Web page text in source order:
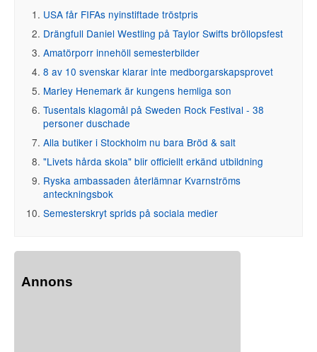
USA får FIFAs nyinstiftade tröstpris
Drängfull Daniel Westling på Taylor Swifts bröllopsfest
Amatörporr innehöll semesterbilder
8 av 10 svenskar klarar inte medborgarskapsprovet
Marley Henemark är kungens hemliga son
Tusentals klagomål på Sweden Rock Festival - 38
personer duschade
Alla butiker i Stockholm nu bara Bröd & salt
"Livets hårda skola" blir officiellt erkänd utbildning
Ryska ambassaden återlämnar Kvarnströms
anteckningsbok
Semesterskryt sprids på sociala medier
Annons